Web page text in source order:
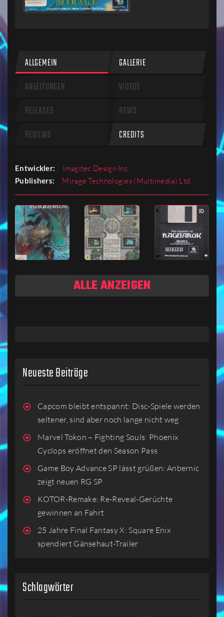
ALLGEMEIN
GALLERIE
ANLEITUNGEN
VIDEOS
RELEASES
NEWS
REVIEWS
CREDITS
Entwickler: Imagitec Design Inc.
Publishers: Mirage Technologies (Multimedia) Ltd.
ALLE ANZEIGEN
Neueste Beiträge
Capcom bleibt entspannt: Disc-Spiele werden
seltener, sind aber noch lange nicht weg
Marvel Tokon – Fighting Souls: Phoenix
Cyclops eröffnet den Season Pass
Game Boy Advance SP lässt grüßen: Anbernic
zeigt neuen RG SP
KOTOR-Remake: Re-Reveal-Gerüchte
gewinnen an Fahrt
25 Jahre Final Fantasy X: Square Enix
spendiert Gänsehaut-Trailer
Schlagwörter